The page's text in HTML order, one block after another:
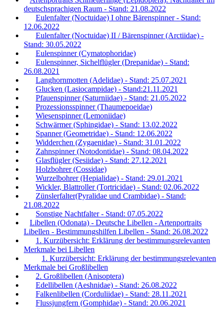
deutschsprachigen Raum - Stand: 21.08.2022
Eulenfalter (Noctuidae) I ohne Bärenspinner - Stand:
12.06.2022
Eulenfalter (Noctuidae) II / Bärenspinner (Arctiidae) -
Stand: 30.05.2022
Eulenspinner (Cymatophoridae)
Eulenspinner, Sichelflügler (Drepanidae) - Stand:
26.08.2021
Langhornmotten (Adelidae) - Stand: 25.07.2021
Glucken (Lasiocampidae) - Stand:21.11.2021
Pfauenspinner (Saturniidae) - Stand: 21.05.2022
Prozessionsspinner (Thaumepoeidae)
Wiesenspinner (Lemoniidae)
Schwärmer (Sphingidae) - Stand: 13.02.2022
Spanner (Geometridae) - Stand: 12.06.2022
Widderchen (Zygaenidae) - Stand: 31.01.2022
Zahnspinner (Notodontidae) - Stand: 08.04.2022
Glasflügler (Sesiidae) - Stand: 27.12.2021
Holzbohrer (Cossidae)
Wurzelbohrer (Hepialidae) - Stand: 29.01.2021
Wickler, Blattroller (Tortricidae) - Stand: 02.06.2022
Zünslerfalter(Pyralidae und Crambidae) - Stand:
21.08.2022
Sonstige Nachtfalter - Stand: 07.05.2022
Libellen (Odonata) - Deutsche Libellen - Artenportraits
Libellen - Bestimmungshilfen Libellen - Stand: 26.08.2022
1. Kurzübersicht: Erklärung der bestimmungsrelevanten
Merkmale bei Libellen
1. Kurzübersicht: Erklärung der bestimmungsrelevanten
Merkmale bei Großlibellen
2. Großlibellen (Anisoptera)
Edellibellen (Aeshnidae) - Stand: 26.08.2022
Falkenlibellen (Corduliidae) - Stand: 28.11.2021
Flussjungfern (Gomphidae) - Stand: 20.06.2021